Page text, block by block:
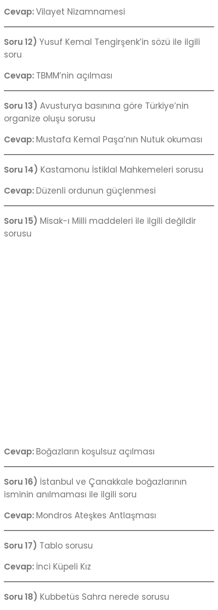
Cevap:Vilayet Nizamnamesi
Soru 12) Yusuf Kemal Tengirşenk’in sözü ile ilgili
soru
Cevap: TBMM’nin açılması
Soru 13) Avusturya basınına göre Türkiye’nin
organize oluşu sorusu
Cevap: Mustafa Kemal Paşa’nın Nutuk okuması
Soru 14) Kastamonu İstiklal Mahkemeleri sorusu
Cevap: Düzenli ordunun güçlenmesi
Soru 15) Misak-ı Milli maddeleri ile ilgili değildir
sorusu
Cevap: Boğazların koşulsuz açılması
Soru 16) İstanbul ve Çanakkale boğazlarının
isminin anılmaması ile ilgili soru
Cevap: Mondros Ateşkes Antlaşması
Soru 17) Tablo sorusu
Cevap: İnci Küpeli Kız
Soru 18) Kubbetüs Sahra nerede sorusu